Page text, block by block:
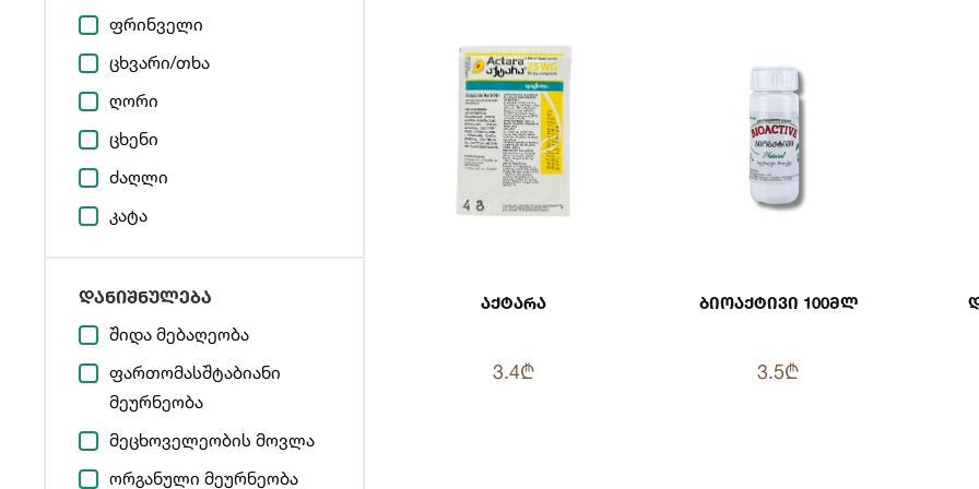
ფრინველი
ცხვარი/თხა
ღორი
ცხენი
ძაღლი
კატა
დანიშნულება
შიდა მებაღეობა
ფართომასშტაბიანი
მეურნეობა
მეცხოველეობის მოვლა
ორგანული მეურნეობა
Აქტარა
3.4₾
Ბიოაქტივი 100მლ
3.5₾